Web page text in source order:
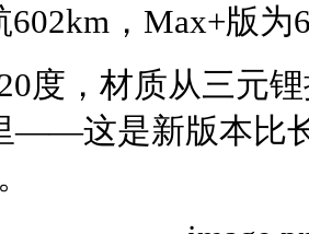
602km，Max+版为
度，材质从三元
——这是新版本比